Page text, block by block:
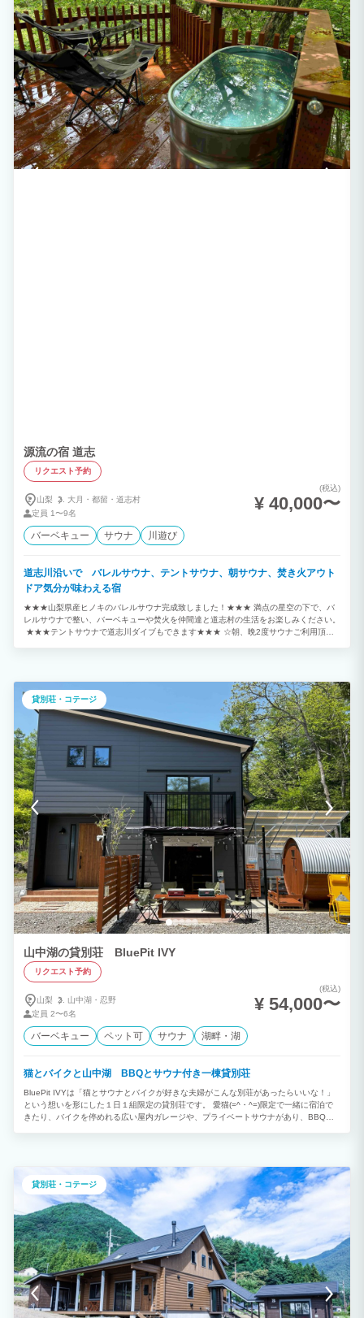
源流の宿 道志
リクエスト予約
山梨 大月・ 都留・ 道志村
定員 1〜9名
(税込)
¥ 40,000〜
バーベキュー サウナ 川遊び
道志川沿いで バレルサウナ、テントサウナ、朝サウナ、焚き火アウト
ドア気分が味わえる宿
★★★山梨県産ヒノキのバレルサウナ完成致しました！★★★ 満点の星空の下で、バ
レルサウナで整い、バーベキューや焚火を仲間達と道志村の生活をお楽しみください。
★★★テントサウナで道志川ダイブもできます★★★ ☆朝、晩2度サウナご利用頂け
雨天利用可能な大型デッキではバーベキューや、ピザ窯(使用料1,000円)でピザを作る
こともできます。 バーベキュー設備も充実しており、すぐにバーベキューが楽しめる
よう炭をセットしておきます！ 貸切コテージなので、まるで自分の別荘のようにご利
用いただけます。 また焚火場では満天の星の下、炎と川のせせらぎを楽しめます！
貸別荘・コテージ
山中湖の貸別荘 BluePit IVY
リクエスト予約
山梨 山中湖・ 忍野
定員 2〜6名
(税込)
¥ 54,000〜
バーベキュー ペット可 サウナ 湖畔・湖
猫とバイクと山中湖 BBQとサウナ付き一棟貸別荘
BluePit IVYは「猫とサウナとバイクが好きな夫婦がこんな別荘があったらいいな！」
という想いを形にした１日１組限定の貸別荘です。 愛猫(=^・^=)限定で一緒に宿泊で
きたり、バイクを停めれる広い屋内ガレージや、プライベートサウナがあり、BBQも
貸別荘・コテージ